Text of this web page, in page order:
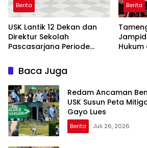
Berita
USK Lantik 12 Dekan dan
Direktur Sekolah
Pascasarjana Periode
Berita
Baca Juga
Redam Ancaman
USK Susun Peta
Gayo Lues
Berita Juli 26, 2026